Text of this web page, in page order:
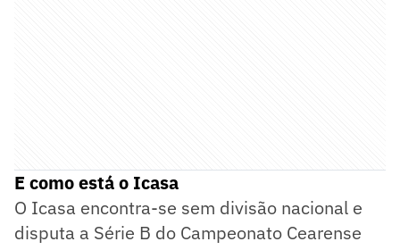
E como está o Icasa
O Icasa encontra-se sem divisão nacional e
disputa a Série B do Campeonato Cearense